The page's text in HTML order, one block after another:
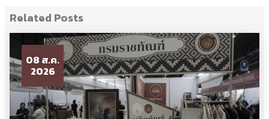
Related Posts
08 ส.ค.
2026